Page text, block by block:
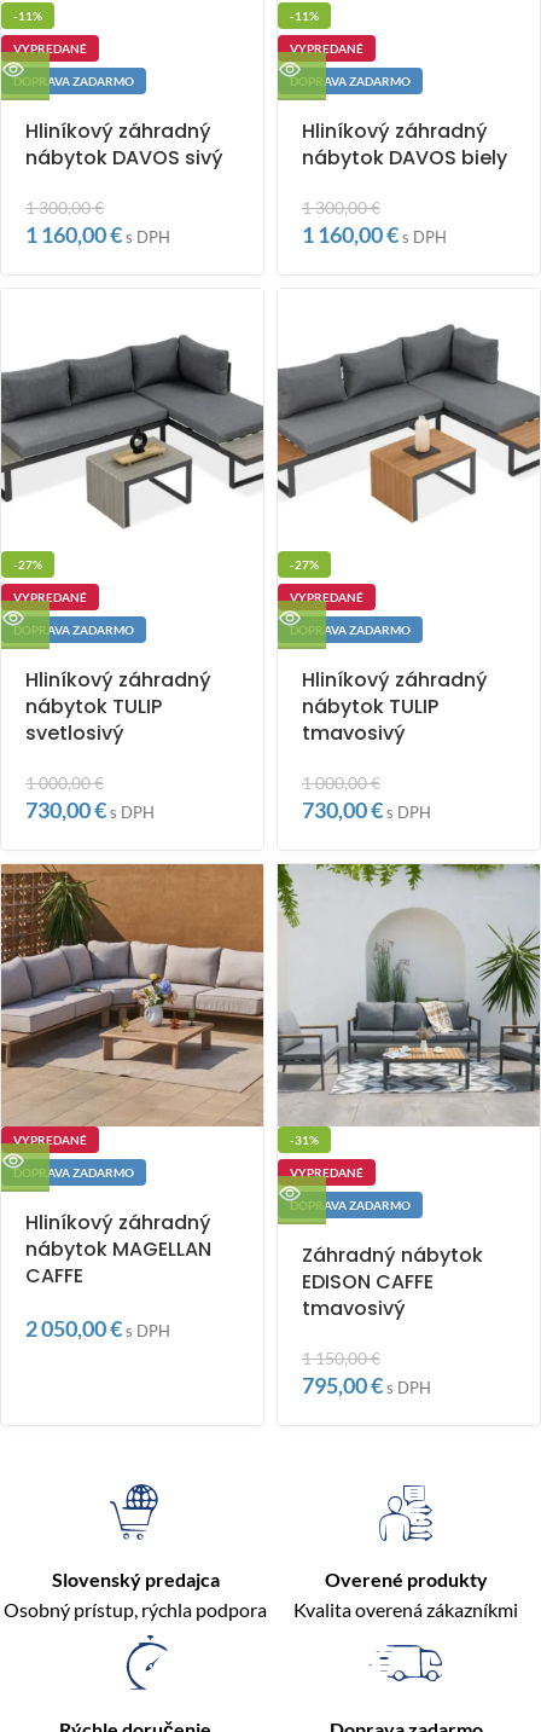
-11%
VYPREDANÉ
DOPRAVA ZADARMO
Hliníkový záhradný
nábytok DAVOS sivý
1 300,00€
1 160,00€s DPH
-11%
VYPREDANÉ
DOPRAVA ZADARMO
Hliníkový záhradný
nábytok DAVOS biely
1 300,00€
1 160,00€s DPH
-27%
VYPREDANÉ
DOPRAVA ZADARMO
Hliníkový záhradný
nábytok TULIP
svetlosivý
1 000,00€
730,00€s DPH
-27%
VYPREDANÉ
DOPRAVA ZADARMO
Hliníkový záhradný
nábytok TULIP
tmavosivý
1 000,00€
730,00€s DPH
VYPREDANÉ
DOPRAVA ZADARMO
Hliníkový záhradný
nábytok MAGELLAN
CAFFE
2 050,00€s DPH
-31%
VYPREDANÉ
DOPRAVA ZADARMO
Záhradný nábytok
EDISON CAFFE
tmavosivý
1 150,00€
795,00€s DPH
Slovenský predajca
Osobný prístup, rýchla podpora
Overené produkty
Kvalita overená zákazníkmi